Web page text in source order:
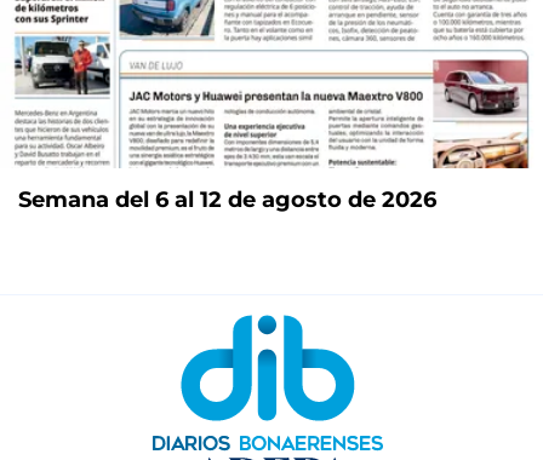
Semana del 6 al 12 de agosto de 2026